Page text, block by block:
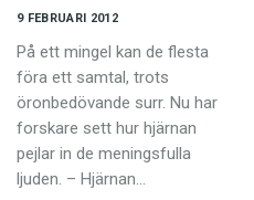
9 FEBRUARI 2012
På ett mingel kan de flesta
föra ett samtal, trots
öronbedövande surr. Nu har
forskare sett hur hjärnan
pejlar in de meningsfulla
ljuden. – Hjärnan…